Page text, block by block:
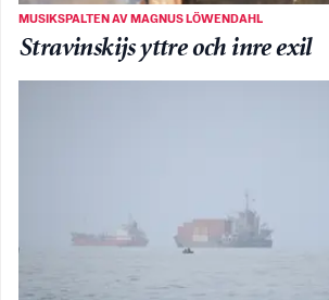
MUSIKSPALTEN AV MAGNUS LÖWENDAHL
Stravinskijs yttre och inre exil